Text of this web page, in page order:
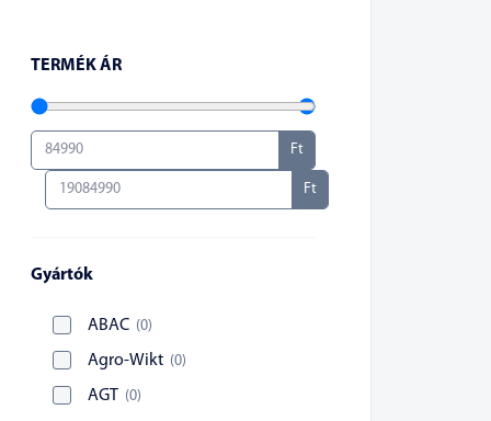
TERMÉK ÁR
Ft
Ft
Gyártók
ABAC (0)
Agro-Wikt (0)
AGT (0)